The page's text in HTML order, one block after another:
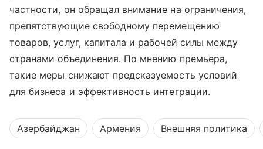
частности, он обращал внимание на ограничения,
препятствующие свободному перемещению
товаров, услуг, капитала и рабочей силы между
странами объединения. По мнению премьера,
такие меры снижают предсказуемость условий
для бизнеса и эффективность интеграции.
Азербайджан Армения Внешняя политика